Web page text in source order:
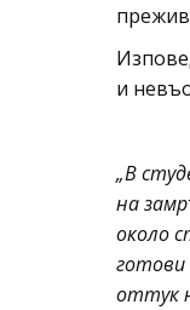
и
„В
на
около
готови
оттук